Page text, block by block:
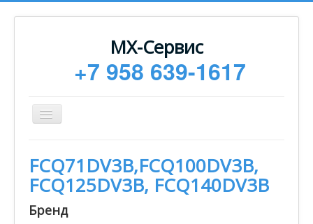
МХ-Сервис
+7 958 639-1617
Toggle
Navigation
Монтаж
Сервисное обслуживание
Техническая документация
FCQ71DV3B,FCQ100DV3B,
FCQ125DV3B, FCQ140DV3B
Бренд